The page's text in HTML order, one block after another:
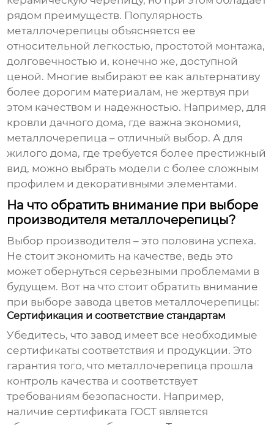
рядом преимуществ. Популярность
металлочерепицы объясняется ее
относительной легкостью, простотой монтажа,
долговечностью и, конечно же, доступной
ценой. Многие выбирают ее как альтернативу
более дорогим материалам, не жертвуя при
этом качеством и надежностью. Например, для
кровли дачного дома, где важна экономия,
металлочерепица – отличный выбор. А для
жилого дома, где требуется более престижный
вид, можно выбрать модели с более сложным
профилем и декоративными элементами.
На что обратить внимание при выборе
производителя металлочерепицы?
Выбор производителя – это половина успеха.
Не стоит экономить на качестве, ведь это
может обернуться серьезными проблемами в
будущем. Вот на что стоит обратить внимание
при выборезавода цветов металлочерепицы:
Сертификация и соответствие стандартам
Убедитесь, что завод имеет все необходимые
сертификаты соответствия и продукции. Это
гарантия того, что металлочерепица прошла
контроль качества и соответствует
требованиям безопасности. Например,
наличие сертификата ГОСТ является